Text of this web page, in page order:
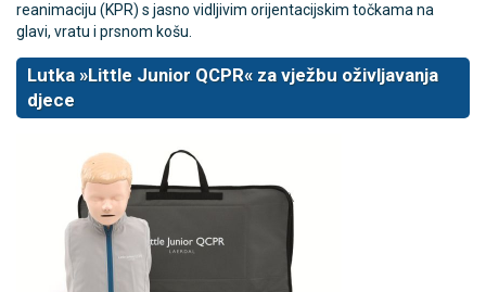
reanimaciju (KPR) s jasno vidljivim orijentacijskim točkama na
glavi, vratu i prsnom košu.
Lutka »Little Junior QCPR« za vježbu oživljavanja
djece